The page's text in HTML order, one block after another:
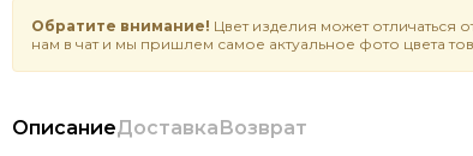
Обратите внимание! Цвет изделия может отличаться
нам в чат и мы пришлем самое актуальное фото цвета
ОписаниеДоставкаВозврат